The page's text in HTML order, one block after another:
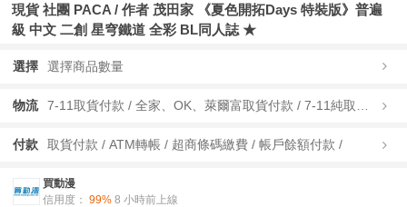
現貨 社團 PACA / 作者 茂田家 《夏色開拓Days 特裝版》普遍
級 中文 二創 星穹鐵道 全彩 BL同人誌 ★
選擇 選擇商品數量
物流
付款 取貨付款 / ATM轉帳 / 超商條碼繳費 / 帳戶餘額付款 /
買動漫
信用度： 99% 8 小時前上線